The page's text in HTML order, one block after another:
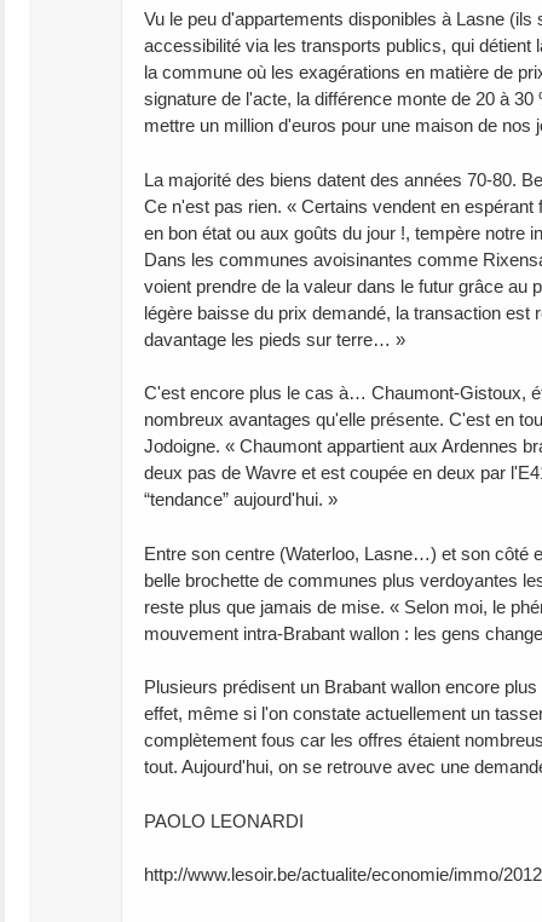
Vu le peu d'appartements disponibles à Lasne
accessibilité via les transports publics, qui
la commune où les exagérations en matière de
signature de l'acte, la différence monte de 20 à
mettre un million d'euros pour une maison de nos
La majorité des biens datent des années 70-80.
Ce n'est pas rien. « Certains vendent en
en bon état ou aux goûts du jour !, tempère notre
Dans les communes avoisinantes comme
voient prendre de la valeur dans le futur grâce
légère baisse du prix demandé, la transaction
davantage les pieds sur terre… »
C'est encore plus le cas à… Chaumont-Gistoux,
nombreux avantages qu'elle présente. C'est en
Jodoigne. « Chaumont appartient aux Ardennes
deux pas de Wavre et est coupée en deux par
“tendance” aujourd'hui. »
Entre son centre (Waterloo, Lasne…) et son côté
belle brochette de communes plus verdoyantes
reste plus que jamais de mise. « Selon moi, le
mouvement intra-Brabant wallon : les gens
Plusieurs prédisent un Brabant wallon encore
effet, même si l'on constate actuellement un
complètement fous car les offres étaient
tout. Aujourd'hui, on se retrouve avec une
PAOLO LEONARDI
http://www.lesoir.be/actualite/economie/immo/